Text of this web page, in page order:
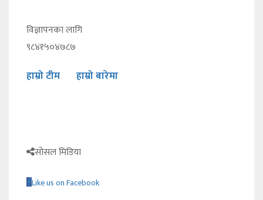
विज्ञापनका लागि
९८४१५०४७८७
हाम्रो टीम हाम्रो बारेमा
सोसल मिडिया
Like us on Facebook